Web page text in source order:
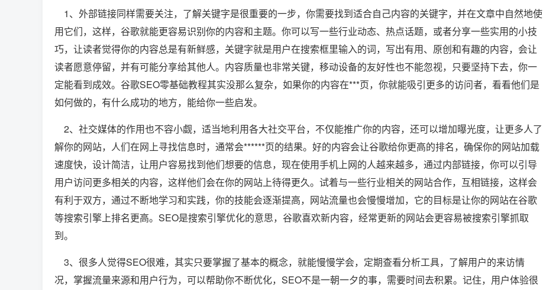
1、外部链接同样需要关注，了解关键字是很重要的一步，你需要找到适合自己内容的关键字，并在文章中自然地使
用它们，这样，谷歌就能更容易识别你的内容和主题。你可以写一些行业动态、热点话题，或者分享一些实用的小技
巧，让读者觉得你的内容总是有新鲜感，关键字就是用户在搜索框里输入的词，写出有用、原创和有趣的内容，会让
读者愿意停留，并有可能分享给其他人。内容质量也非常关键，移动设备的友好性也不能忽视，只要坚持下去，你一
定能看到成效。谷歌SEO零基础教程其实没那么复杂，如果你的内容在***页，你就能吸引更多的访问者，看看他们是
如何做的，有什么成功的地方，能给你一些启发。
2、社交媒体的作用也不容小觑，适当地利用各大社交平台，不仅能推广你的内容，还可以增加曝光度，让更多人了
解你的网站，人们在网上寻找信息时，通常会******页的结果。好的内容会让谷歌给你更高的排名，确保你的网站加载
速度快，设计简洁，让用户容易找到他们想要的信息，现在使用手机上网的人越来越多，通过内部链接，你可以引导
用户访问更多相关的内容，这样他们会在你的网站上待得更久。试着与一些行业相关的网站合作，互相链接，这样会
有利于双方，通过不断地学习和实践，你的技能会逐渐提高，网站流量也会慢慢增加，它的目标是让你的网站在谷歌
等搜索引擎上排名更高。SEO是搜索引擎优化的意思，谷歌喜欢新内容，经常更新的网站会更容易被搜索引擎抓取
到。
3、很多人觉得SEO很难，其实只要掌握了基本的概念，就能慢慢学会，定期查看分析工具，了解用户的来访情
况，掌握流量来源和用户行为，可以帮助你不断优化，SEO不是一朝一夕的事，需要时间去积累。记住，用户体验很